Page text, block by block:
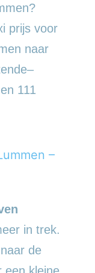
prijs voor
naar
111
–
in trek.
de